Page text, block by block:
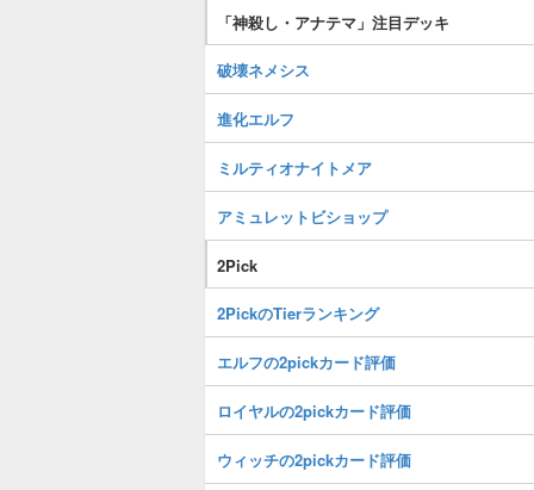
「神殺し・アナテマ」注目デッキ
破壊ネメシス
進化エルフ
ミルティオナイトメア
アミュレットビショップ
2Pick
2PickのTierランキング
エルフの2pickカード評価
ロイヤルの2pickカード評価
ウィッチの2pickカード評価